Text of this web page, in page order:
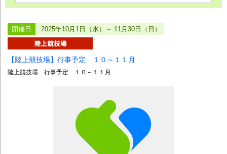
開催日 2025年10月1日（水）～ 11月30日（日）
【陸上競技場】行事予定 １０～１１月
陸上競技場 行事予定 １０～１１月